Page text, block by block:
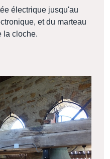
électrique jusqu'au
et du marteau
la cloche.